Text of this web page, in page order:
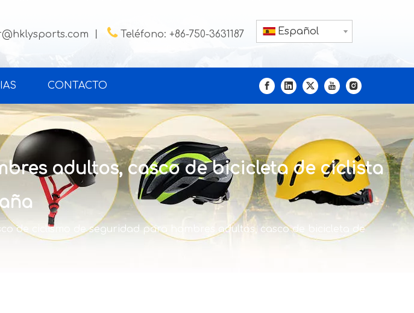
 Teléfono: +86-750-3631187 Español
CONTACTO
adultos, casco de bicicleta de ciclista
de ciclismo de seguridad para hombres adultos, casco de bicicleta de